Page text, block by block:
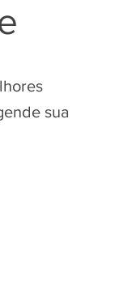
sua